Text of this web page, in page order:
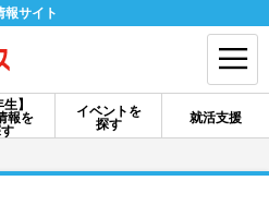
報サイト
生】
報を
イベントを
探す
就活支援
ログイン